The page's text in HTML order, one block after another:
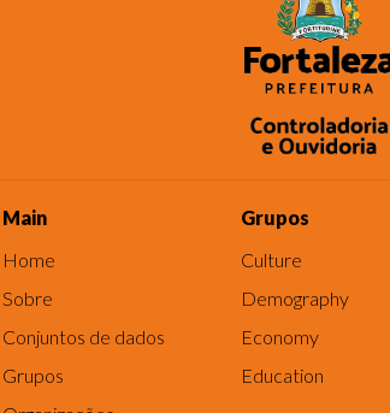
Main
Home
Sobre
Conjuntos de dados
Grupos
Grupos
Culture
Demography
Economy
Education